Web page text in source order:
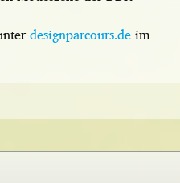
designparcours.deim